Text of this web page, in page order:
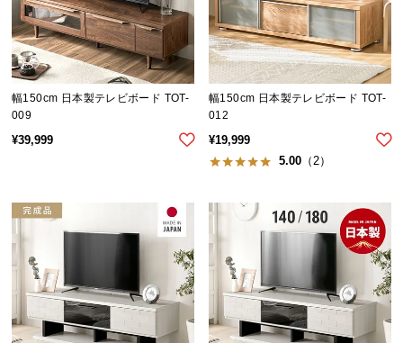
ー
ビ
ス
に
つ
て
経
に
つ
い
て
幅150cm 日本製テレビボード TOT-
009
¥39,999
幅150cm 日本製テレビボード TOT-
012
¥19,999
5.00 （2）